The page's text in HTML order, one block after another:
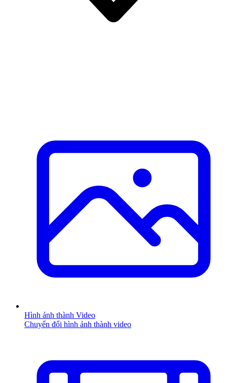
Hình ảnh thành Video
Chuyển đổi hình ảnh thành video